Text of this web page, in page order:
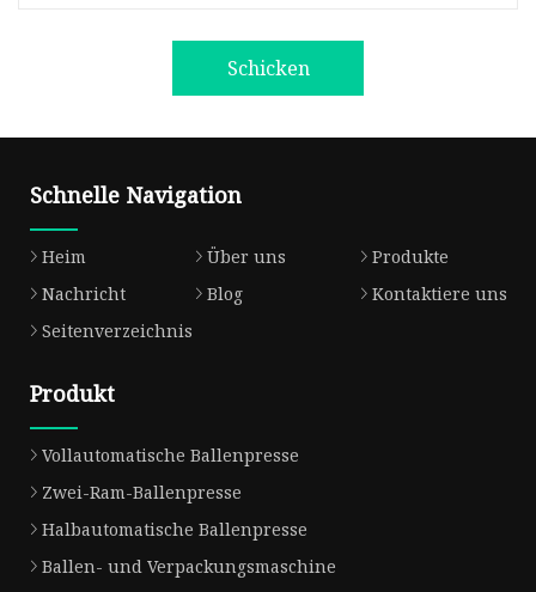
Schicken
Schnelle Navigation
Heim Über uns
Produkte
Nachricht
Blog
Kontaktiere uns
Seitenverzeichnis
Produkt
Vollautomatische Ballenpresse
Zwei-Ram-Ballenpresse
Halbautomatische Ballenpresse
Ballen- und Verpackungsmaschine